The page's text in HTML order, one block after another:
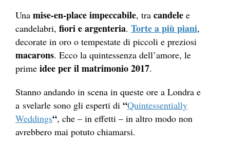
Una mise-en-place impeccabile, tra candele e
candelabri, fiori e argenteria. Torte a più piani,
decorate in oro o tempestate di piccoli e preziosi
macarons. Ecco la quintessenza dell’amore, le
prime idee per il matrimonio 2017.
Stanno andando in scena in queste ore a Londra e
a svelarle sono gli esperti di “Quintessentially
Weddings“, che – in effetti – in altro modo non
avrebbero mai potuto chiamarsi.